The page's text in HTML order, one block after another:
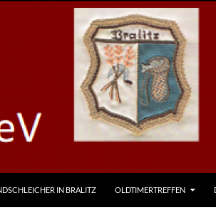
IN BRALITZ OLDTIMERTREFFEN